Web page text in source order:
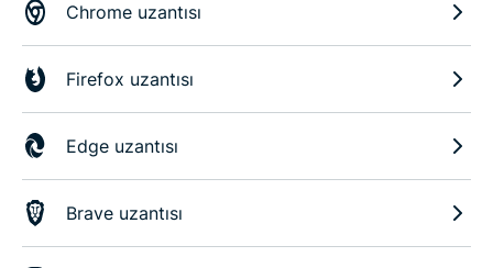
Chrome uzantısı
Firefox uzantısı
Edge uzantısı
Brave uzantısı